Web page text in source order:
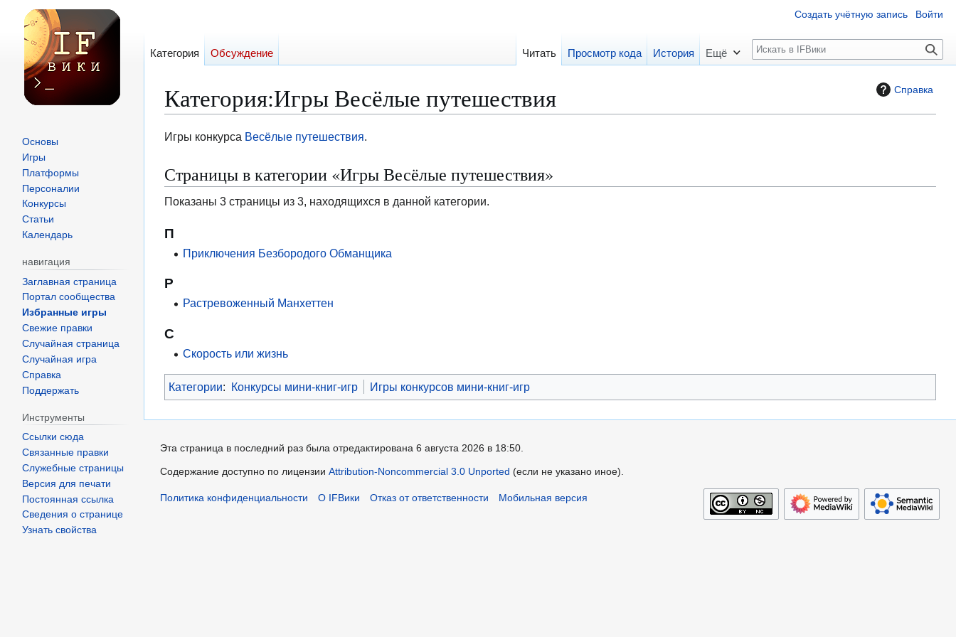
Справка
Категория:Игры Весёлые путешествия
Перейти
навигации
Перейти
поиску
Игры конкурса Весёлые путешествия.
Страницы в категории «Игры Весёлые путешествия»
Показаны 3 страницы из 3, находящихся в данной категории.
П
Приключения Безбородого Обманщика
Р
Растревоженный Манхеттен
С
Скорость или жизнь
Категории: Конкурсы мини-книг-игр Игры конкурсов мини-книг-игр
Создать учётную запись Войти
Категория Обсуждение Читать Просмотр кода История Ещё
П
о
к
Основы
Игры
Платформы
Персоналии
Конкурсы
Статьи
Календарь
навигация
Заглавная страница
Портал сообщества
Избранные игры
Свежие правки
Случайная страница
Случайная игра
Справка
Поддержать
Инструменты
Ссылки сюда
Связанные правки
Служебные страницы
Версия для печати
Постоянная ссылка
Сведения о странице
Узнать свойства
Эта страница в последний раз была отредактирована 6 августа 2026 в 18:50.
Содержание доступно по лицензииAttribution-Noncommercial 3.0 Unported (если не указано иное).
Политика конфиденциальности О IFВики Отказ от ответственности Мобильная версия